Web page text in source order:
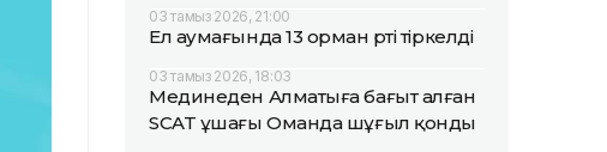
03 тамыз 2026, 21:00
Ел аумағында 13 орман өрті тіркелді
03 тамыз 2026, 18:03
Мединеден Алматыға бағыт алған
SCAT ұшағы Оманда шұғыл қонды